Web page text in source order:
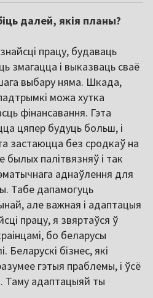
далей, якія планы?
працу, будаваць
змагацца і выказваць сваё
выбару няма. Шкада,
можа хутка
фінансавання. Гэта
цяпер будуць больш, і
застаюцца без сродкаў на
былых палітвязняў і так
аднаўлення для
Табе дапамогуць
але важная і адаптацыя
працу, я звяртаўся ў
бо беларусы
Беларускі бізнес, які
гэтыя праблемы, і ўсё
Таму адаптацыяй ты